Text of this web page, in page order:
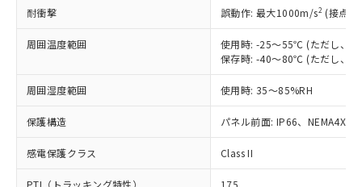
耐衝撃 誤動作: 最大1000m/s2 (接点
周囲温度範囲
使用時: -25～55℃ (ただし、氷
保存時: -40～80℃ (ただし、氷
周囲湿度範囲 使用時: 35～85%RH
保護構造 パネル前面: IP66、NEMA4X,
感電保護クラス Class II
PTI（トラッキング特性） 175
オムロン制御機器販売店や当社販売拠
販売ネットワーク
」をご確認
在庫状況および標準価格結果を当社の
事前の承諾なく第三者に漏洩または開
示しないようお願いします。
マイパーツ機能（部品リスト作成サー
ビス）をご利用いただくには、I-Web
メンバーズにご登録されている必要が
フタル酸エステル類の４物質については閾値を超える意
※2 対応予定月
部品在庫の切り替え状況などにより、予定
月が前後することがあります。
※2 環境保護使用期限
準値以下であることを示します。
「10」：通常の使用状況下において有害物
質が外部に漏えいし、環境に深刻な影響を
及ぼさない年数を意味します。
「－」：未確認です。当社販売部門へお問
い合わせください。
ル、化学兵器、生物兵器またはその他
武器並びにこれらの製造装置等に一切
当社は、貴社製品を第三者に販売する
場合は、上記1、2および3の内容を当
該第三者に通知します。また当社は、
販売先および販売に係わる関係者が違
法に輸出するおそれがある場合は、取
り引きをいたしません。
在庫なし(最新の在庫状況につ
たはお客様担当のオムロン制御
機器販売店・当社販売員にご確
受注生産機種、また在庫状況の
情報を公開していない機種